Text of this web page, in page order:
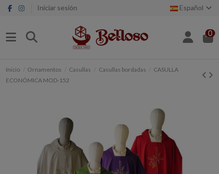
Iniciar sesión Español
0
Inicio Ornamentos Casullas Casullas bordadas
CASULLA
ECONÓMICA MOD-152